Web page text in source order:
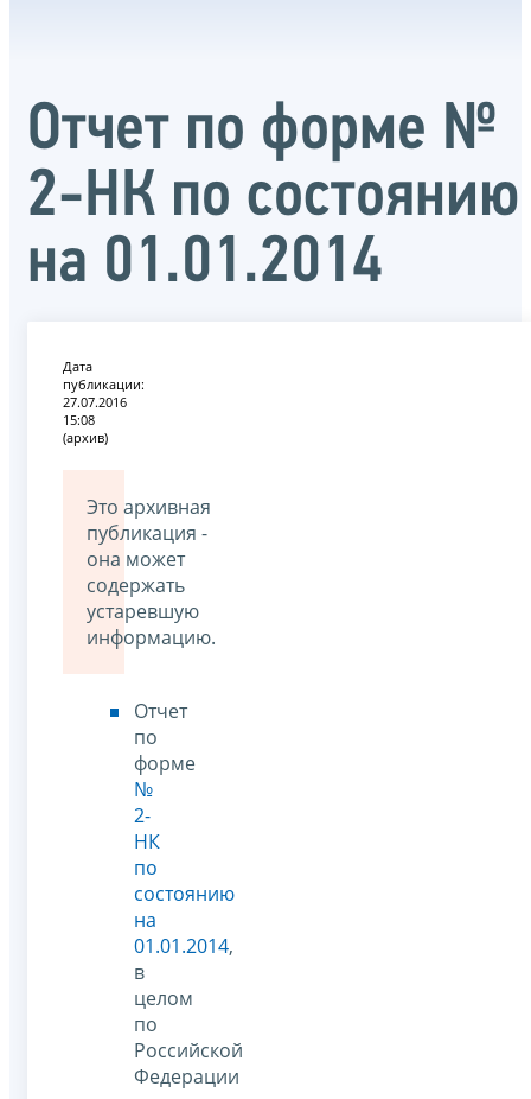
Отчет по форме №
2-НК по состоянию
на 01.01.2014
Дата
публикации:
27.07.2016
15:08
(архив)
Это архивная
публикация -
она может
содержать
устаревшую
информацию.
Отчет
по
форме
№
2-
НК
по
состоянию
на
01.01.2014,
в
целом
по
Российской
Федерации